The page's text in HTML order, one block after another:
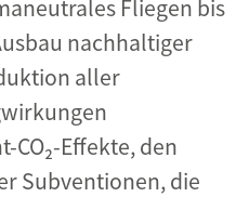
Fliegen bis
nachhaltiger
aller
CO₂-Effekte, den
Subventionen, die